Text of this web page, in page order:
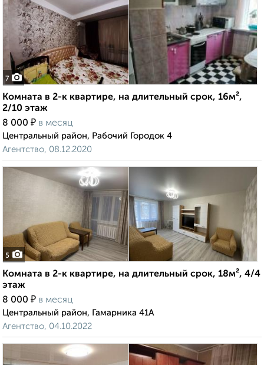
7
Комната в 2-к квартире, на длительный срок, 16м²,
2/10 этаж
8 000 ₽ в месяц
Центральный район, Рабочий Городок 4
Агентство, 08.12.2020
5
Комната в 2-к квартире, на длительный срок, 18м², 4/4
этаж
8 000 ₽ в месяц
Центральный район, Гамарника 41А
Агентство, 04.10.2022